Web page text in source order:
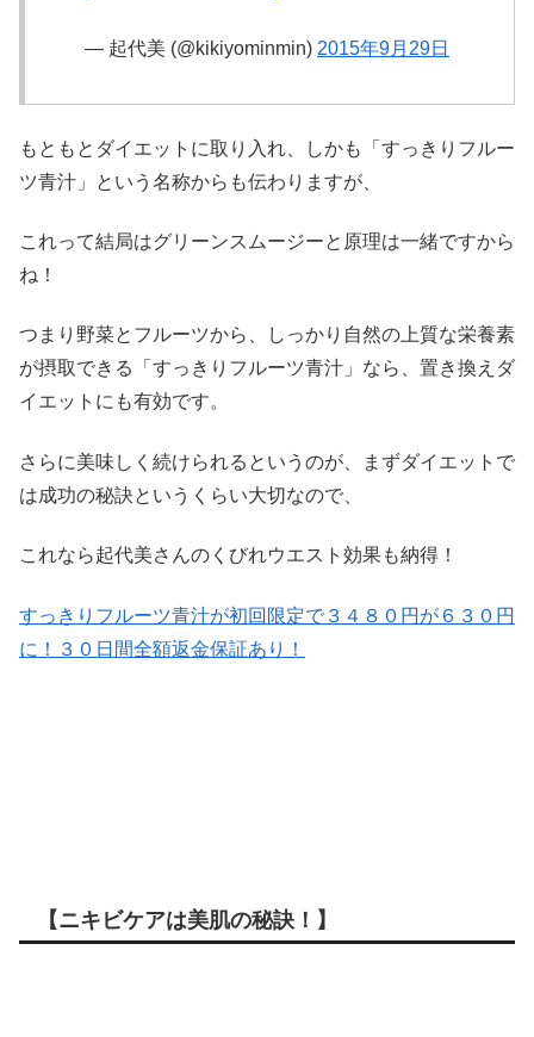
— 起代美 (@kikiyominmin) 2015年9月29日
もともとダイエットに取り入れ、しかも「すっきりフルー
ツ青汁」という名称からも伝わりますが、
これって結局はグリーンスムージーと原理は一緒ですから
ね！
つまり野菜とフルーツから、しっかり自然の上質な栄養素
が摂取できる「すっきりフルーツ青汁」なら、置き換えダ
イエットにも有効です。
さらに美味しく続けられるというのが、まずダイエットで
は成功の秘訣というくらい大切なので、
これなら起代美さんのくびれウエスト効果も納得！
すっきりフルーツ青汁が初回限定で３４８０円が６３０円
に！３０日間全額返金保証あり！
【ニキビケアは美肌の秘訣！】